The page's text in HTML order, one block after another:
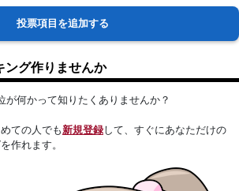
投票項目を追加する
ング作りませんか
が何かって知りたくありませんか？
ての人でも新規登録して、すぐにあなただけの
作れます。